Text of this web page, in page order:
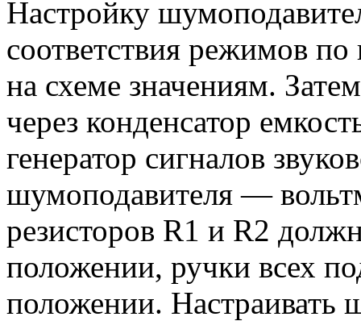
Настройку
соответствия режимов
на схеме значениям.
через конденсатор
генератор сигналов
шумоподавителя —
резисторов R1 и R2
положении, ручки всех
положении. Настраивать